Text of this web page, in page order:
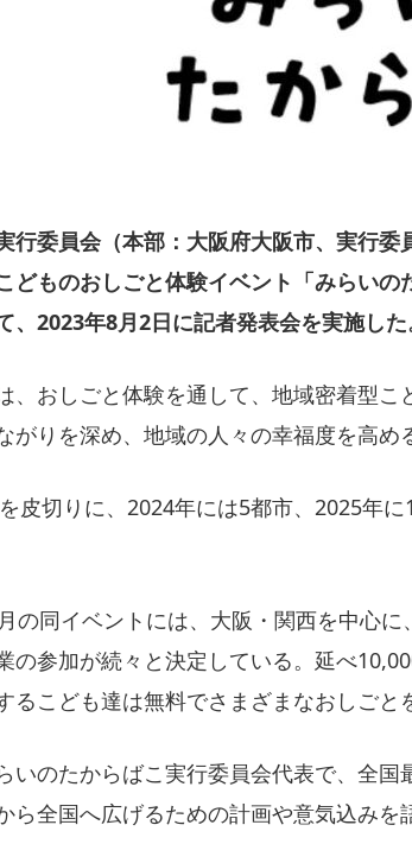
行委員会（本部：大阪府大阪市、実行
どものおしごと体験イベント「みらい
、2023年8月2日に記者発表会を実施した
、おしごと体験を通して、地域密着型
がりを深め、地域の人々の幸福度を高め
皮切りに、2024年には5都市、2025年
の同イベントには、大阪・関西を中心
の参加が続々と決定している。延べ
るこども達は無料でさまざまなおしごと
いのたからばこ実行委員会代表で、全
ら全国へ広げるための計画や意気込みを